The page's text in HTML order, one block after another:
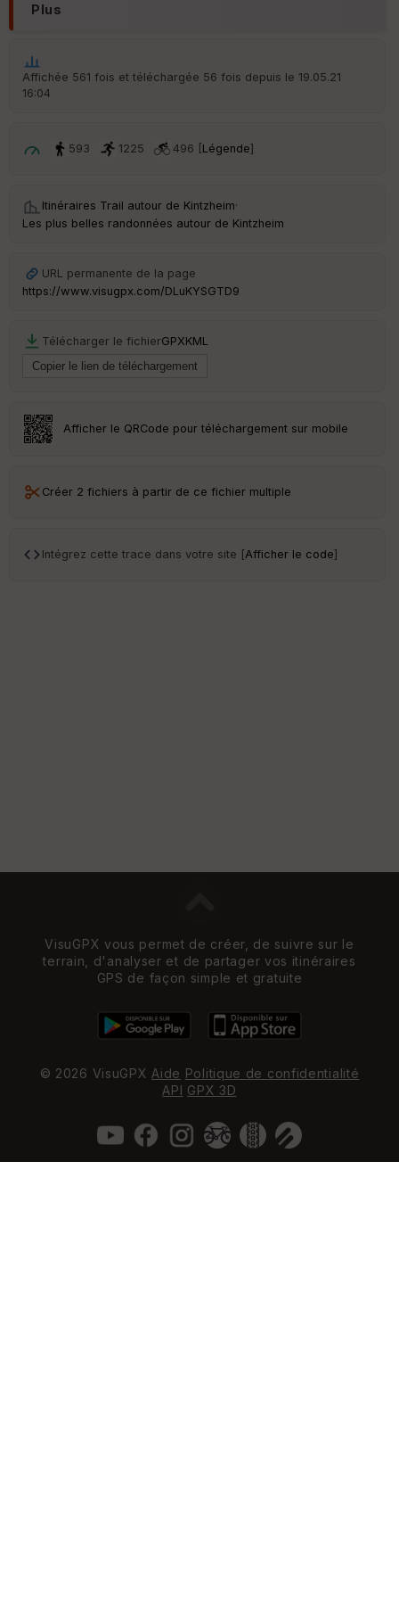
Plus
Affichée 561 fois et téléchargée 56 fois depuis le 19.05.21
16:04
593 1225 496 [Légende]
Itinéraires Trail autour de Kintzheim·
Les plus belles randonnées autour de Kintzheim
URL permanente de la page
https://www.visugpx.com/DLuKYSGTD9
Télécharger le fichierGPXKML
Afficher le QRCode pour téléchargement sur mobile
Créer 2 fichiers à partir de ce fichier multiple
Intégrez cette trace dans votre site [Afficher le code]
VisuGPX vous permet de créer, de suivre sur le
terrain, d'analyser et de partager vos itinéraires
GPS de façon simple et gratuite
© 2026 VisuGPX Aide Politique de confidentialité
API GPX 3D